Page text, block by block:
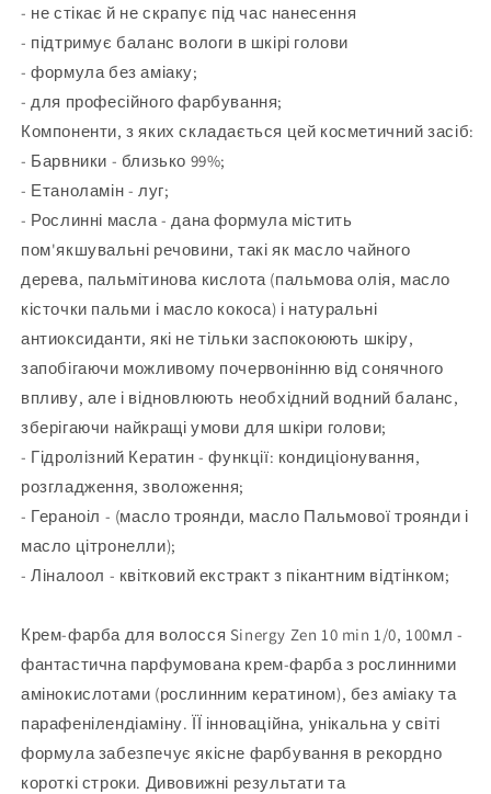
- не стікає й не скрапує під час нанесення
- підтримує баланс вологи в шкірі голови
- формула без аміаку;
- для професійного фарбування;
Компоненти, з яких складається цей косметичний засіб:
- Барвники - близько 99%;
- Етаноламін - луг;
- Рослинні масла - дана формула містить
пом'якшувальні речовини, такі як масло чайного
дерева, пальмітинова кислота (пальмова олія, масло
кісточки пальми і масло кокоса) і натуральні
антиоксиданти, які не тільки заспокоюють шкіру,
запобігаючи можливому почервонінню від сонячного
впливу, але і відновлюють необхідний водний баланс,
зберігаючи найкращі умови для шкіри голови;
- Гідролізний Кератин - функції: кондиціонування,
розгладження, зволоження;
- Гераноіл - (масло троянди, масло Пальмової троянди і
масло цітронелли);
- Ліналоол - квітковий екстракт з пікантним відтінком;
Крем-фарба для волосся Sinergy Zen 10 min 1/0, 100мл -
фантастична парфумована крем-фарба з рослинними
амінокислотами (рослинним кератином), без аміаку та
парафенілендіаміну. ЇЇ інноваційна, унікальна у світі
формула забезпечує якісне фарбування в рекордно
короткі строки. Дивовижні результати та